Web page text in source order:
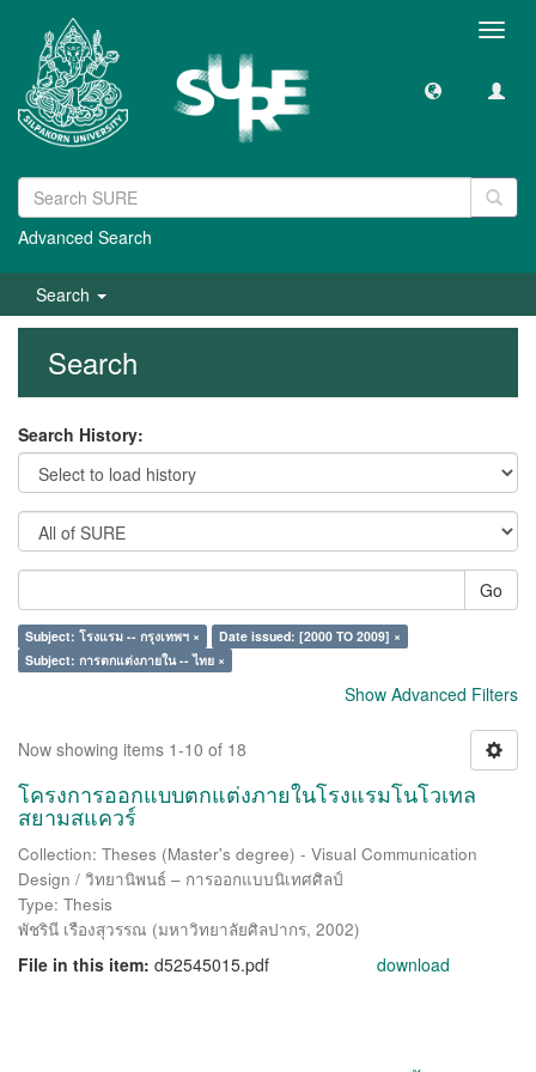
Advanced Search
Search
Search
Search History:
Go
Subject: โรงแรม -- กรุงเทพฯ ×
Date issued: [2000 TO 2009] ×
Subject: การตกแต่งภายใน -- ไทย ×
Show Advanced Filters
Now showing items 1-10 of 18
โครงการออกแบบตกแต่งภายในโรงแรมโนโวเทล
สยามสแควร์
Collection: Theses (Master's degree) - Visual Communication
Design / วิทยานิพนธ์ – การออกแบบนิเทศศิลป์
Type: Thesis
พัชรินี เรืองสุวรรณ (มหาวิทยาลัยศิลปากร, 2002)
File in this item: d52545015.pdf download